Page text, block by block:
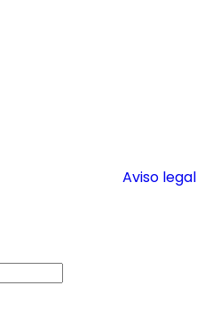
Aviso legal